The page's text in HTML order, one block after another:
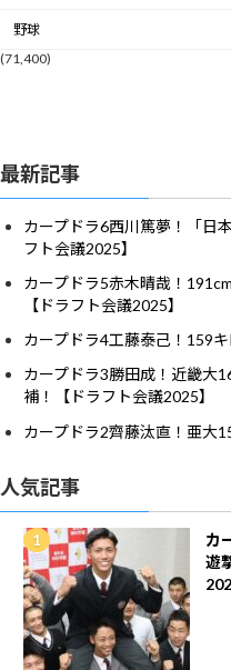
野球
(71,400)
最新記事
カープドラ6西川篤夢！「日
フト会議2025】
カープドラ5赤木晴哉！
【ドラフト会議2025】
カープドラ4工藤泰己！159
カープドラ3勝田成！近畿大
補！【ドラフト会議2025】
カープドラ2齊藤汰直！亜大
人気記事
カ
遊